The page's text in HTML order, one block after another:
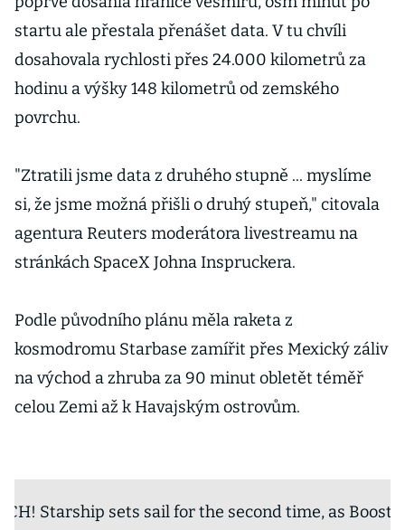
startu ale přestala přenášet data. V tu chvíli
dosahovala rychlosti přes 24.000 kilometrů za
hodinu a výšky 148 kilometrů od zemského
povrchu.
"Ztratili jsme data z druhého stupně ... myslíme
si, že jsme možná přišli o druhý stupeň," citovala
agentura Reuters moderátora livestreamu na
stránkách SpaceX Johna Inspruckera.
Podle původního plánu měla raketa z
kosmodromu Starbase zamířit přes Mexický záliv
na východ a zhruba za 90 minut obletět téměř
celou Zemi až k Havajským ostrovům.
Starship sets sail for the second time, as